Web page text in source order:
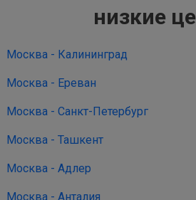
низкие
Москва - Калининград
Москва - Ереван
Москва - Санкт-Петербург
Москва - Ташкент
Москва - Адлер
Москва - Анталия